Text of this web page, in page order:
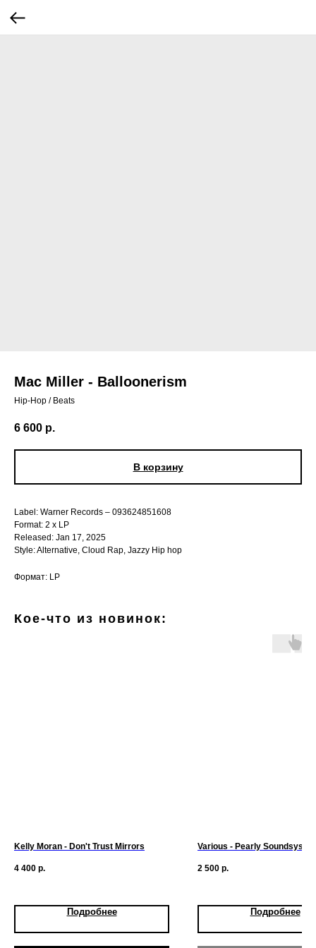
Mac Miller - Balloonerism
Hip-Hop / Beats
6 600 р.
В корзину
Label: Warner Records – 093624851608
Format: 2 x LP
Released: Jan 17, 2025
Style: Alternative, Cloud Rap, Jazzy Hip hop
Формат: LP
Кое-что из новинок:
Kelly Moran - Don't Trust Mirrors
4 400 р.
Подробнее
Various - Pearly
2 500 р.
Подробнее